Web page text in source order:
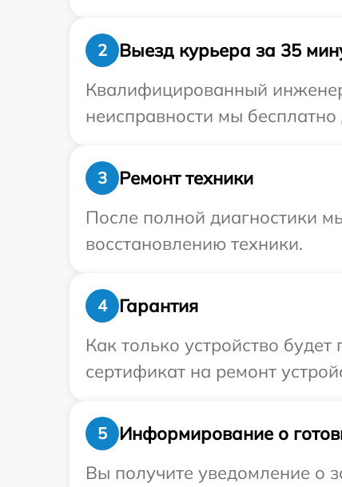
2
Выезд курьера за 35
Квалифицированный
неисправности мы
3
Ремонт техники
После полной диагностики
восстановлению техники.
4
Гарантия
Как только устройство
сертификат на ремонт
5
Информирование о
Вы получите уведомление о